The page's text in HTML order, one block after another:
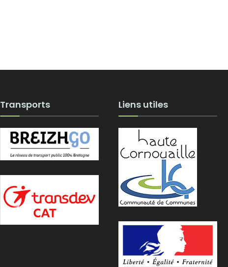
Transports Liens utiles